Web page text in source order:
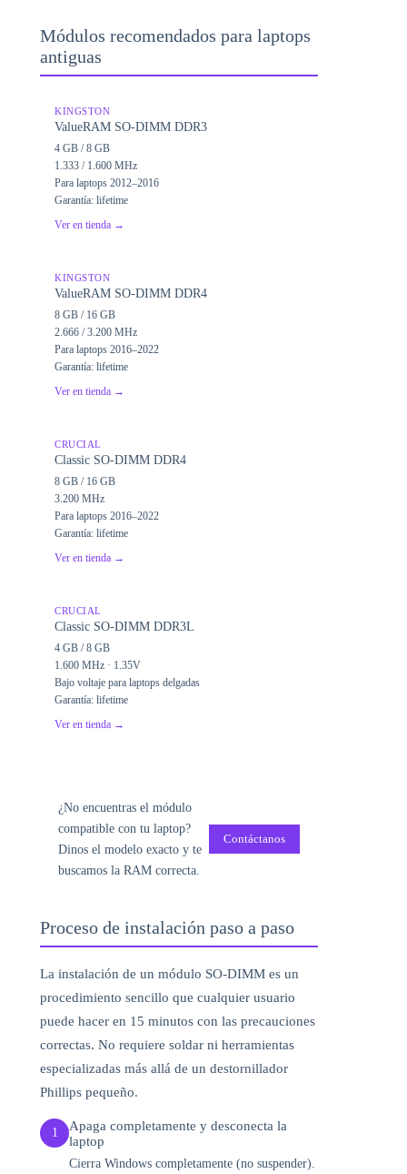
Módulos recomendados para laptops
antiguas
KINGSTON
ValueRAM SO-DIMM DDR3
4 GB / 8 GB
1.333 / 1.600 MHz
Para laptops 2012–2016
Garantía: lifetime
Ver en tienda →
KINGSTON
ValueRAM SO-DIMM DDR4
8 GB / 16 GB
2.666 / 3.200 MHz
Para laptops 2016–2022
Garantía: lifetime
Ver en tienda →
CRUCIAL
Classic SO-DIMM DDR4
8 GB / 16 GB
3.200 MHz
Para laptops 2016–2022
Garantía: lifetime
Ver en tienda →
CRUCIAL
Classic SO-DIMM DDR3L
4 GB / 8 GB
1.600 MHz · 1.35V
Bajo voltaje para laptops delgadas
Garantía: lifetime
Ver en tienda →
¿No encuentras el módulo
compatible con tu laptop?
Dinos el modelo exacto y te
buscamos la RAM correcta.
Contáctanos
Proceso de instalación paso a paso
La instalación de un módulo SO-DIMM es un
procedimiento sencillo que cualquier usuario
puede hacer en 15 minutos con las precauciones
correctas. No requiere soldar ni herramientas
especializadas más allá de un destornillador
Phillips pequeño.
1
Apaga completamente y desconecta la
laptop
Cierra Windows completamente (no suspender).